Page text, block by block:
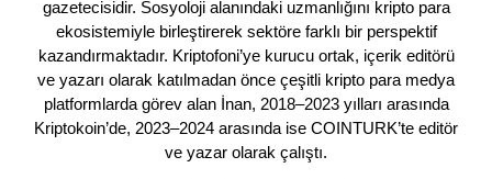
gazetecisidir. Sosyoloji alanındaki uzmanlığını kripto para
ekosistemiyle birleştirerek sektöre farklı bir perspektif
kazandırmaktadır. Kriptofoni’ye kurucu ortak, içerik editörü
ve yazarı olarak katılmadan önce çeşitli kripto para medya
platformlarda görev alan İnan, 2018–2023 yılları arasında
Kriptokoin’de, 2023–2024 arasında ise COINTURK’te editör
ve yazar olarak çalıştı.